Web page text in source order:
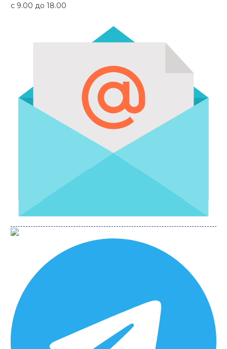
с 9.00 до 18.00